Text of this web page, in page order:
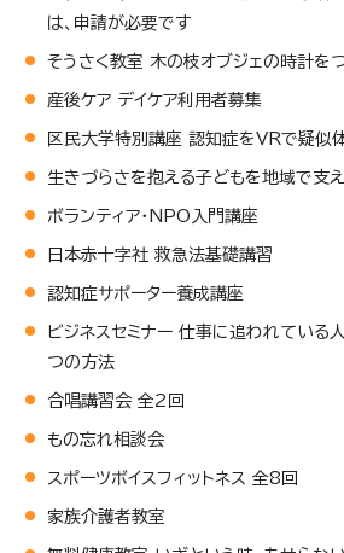
は、申請が必要です
そうさく教室 木の枝オブジェの時計を
産後ケア デイケア利用者募集
区民大学特別講座 認知症をVRで疑似
生きづらさを抱える子どもを地域で支
ボランティア・NPO入門講座
日本赤十字社 救急法基礎講習
認知症サポーター養成講座
ビジネスセミナー 仕事に追われている
つの方法
合唱講習会 全2回
もの忘れ相談会
スポーツボイスフィットネス 全8回
家族介護者教室